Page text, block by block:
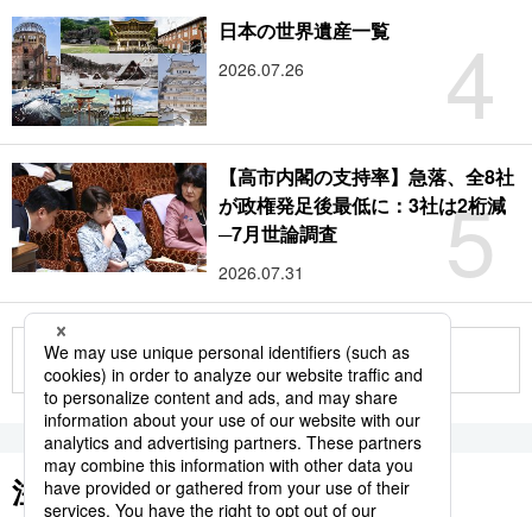
4
日本の世界遺産一覧
2026.07.26
5
【高市内閣の支持率】急落、全8社
が政権発足後最低に：3社は2桁減
─7月世論調査
2026.07.31
もっと見る
注目のキーワード